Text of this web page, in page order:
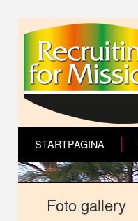
STARTPAGINA
Foto gallery